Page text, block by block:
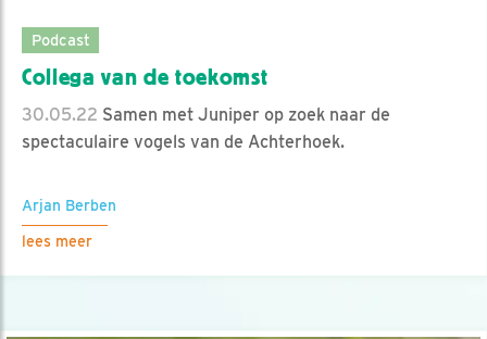
Podcast
Collega van de toekomst
30.05.22 Samen met Juniper op zoek naar de
spectaculaire vogels van de Achterhoek.
Arjan Berben
lees meer